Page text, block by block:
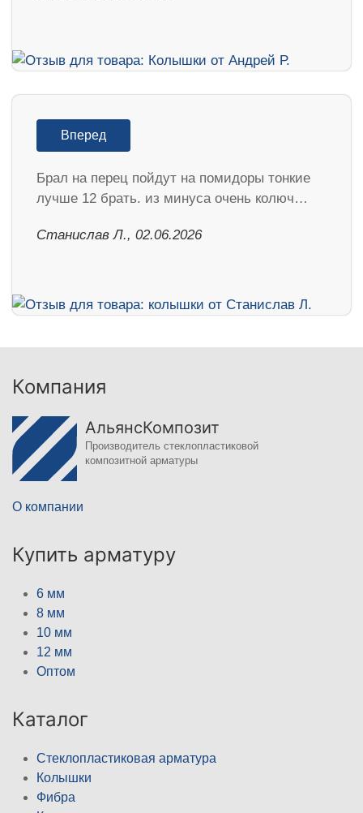
Вперед
Брал на перец пойдут на помидоры тонкие
лучше 12 брать. из минуса очень колюч…
Станислав Л., 02.06.2026
Компания
АльянсКомпозит
Производитель стеклопластиковой
композитной арматуры
О компании
Купить арматуру
6 мм
8 мм
10 мм
12 мм
Оптом
Каталог
Стеклопластиковая арматура
Колышки
Фибра